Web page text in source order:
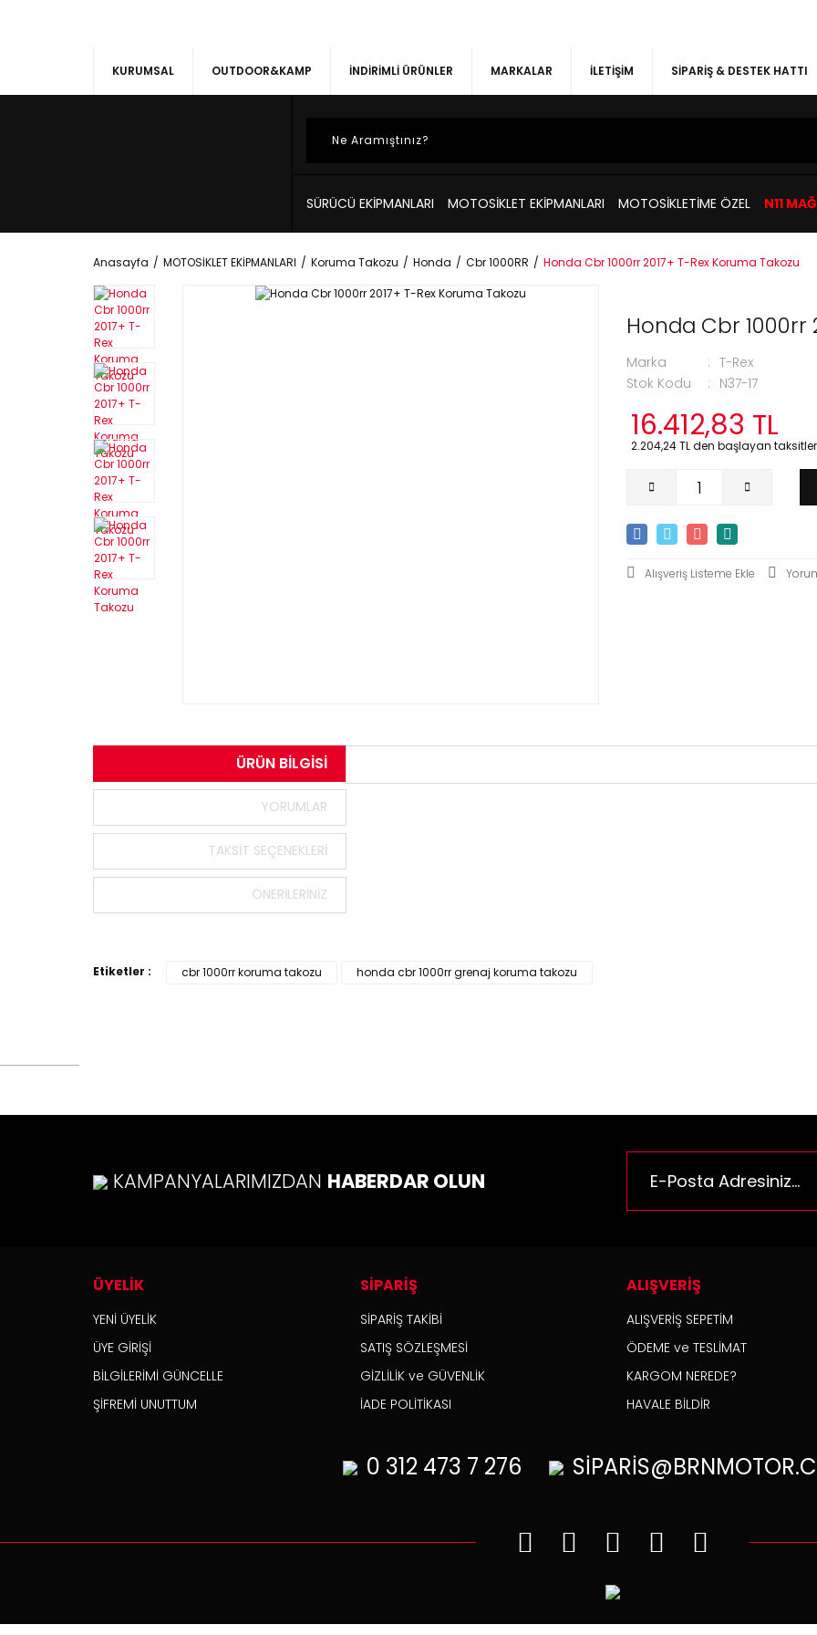
KURUMSAL OUTDOOR&KAMP İNDİRİMLİ ÜRÜNLER MARKALAR İLETİŞİM SİPARİŞ & DESTEK HATTI
SÜRÜCÜ EKİPMANLARI MOTOSİKLET EKİPMANLARI MOTOSİKLETİME ÖZEL N11
Anasayfa MOTOSİKLET EKİPMANLARI Koruma Takozu Honda Cbr 1000RR Honda Cbr 1000rr 2017+ T-Rex Koruma Takozu
Honda Cbr 1000rr
Marka
T-Rex
Stok Kodu
N37-17
16.412,83 TL
2.204,24 TL den başlayan
ÜRÜN BILGISI
YORUMLAR
TAKSIT SEÇENEKLERI
ÖNERILERINIZ
Ürün fiyatı diğer sitelerden daha pahalı.
Gönder
Etiketler : cbr 1000rr koruma takozu honda cbr 1000rr grenaj koruma takozu
KAMPANYALARIMIZDAN HABERDAR OLUN
ÜYELİK
YENİ ÜYELİK
ÜYE GİRİŞİ
BİLGİLERİMİ GÜNCELLE
ŞİFREMİ UNUTTUM
SİPARİŞ
SİPARİŞ TAKİBİ
SATIŞ SÖZLEŞMESİ
GİZLİLİK ve GÜVENLİK
İADE POLİTİKASI
ALIŞVERİŞ
ALIŞVERİŞ SEPETİM
ÖDEME ve TESLİMAT
KARGOM NEREDE?
HAVALE BİLDİR
0 312 473 7 276